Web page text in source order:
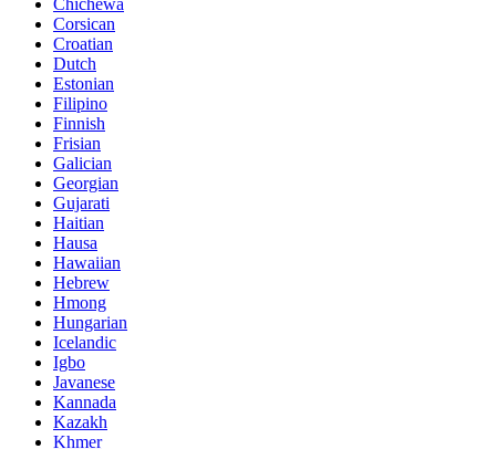
Chichewa
Corsican
Croatian
Dutch
Estonian
Filipino
Finnish
Frisian
Galician
Georgian
Gujarati
Haitian
Hausa
Hawaiian
Hebrew
Hmong
Hungarian
Icelandic
Igbo
Javanese
Kannada
Kazakh
Khmer